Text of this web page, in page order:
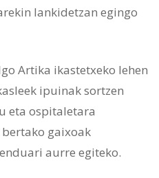
lankidetzan egingo
Artika ikastetxeko lehen
ipuinak sortzen
eta ospitaletara
gaixoak
aurre egiteko.